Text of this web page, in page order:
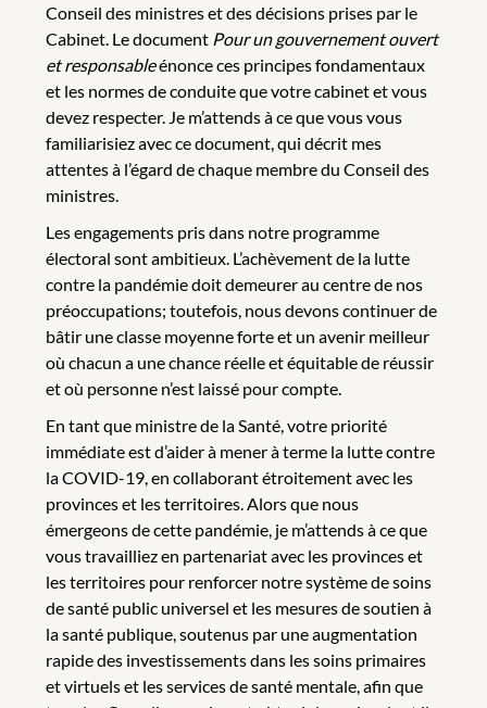
Conseil des ministres et des décisions prises par le
Cabinet. Le document Pour un gouvernement ouvert
et responsableénonce ces principes fondamentaux
et les normes de conduite que votre cabinet et vous
devez respecter. Je m’attends à ce que vous vous
familiarisiez avec ce document, qui décrit mes
attentes à l’égard de chaque membre du Conseil des
ministres.
Les engagements pris dans notre programme
électoral sont ambitieux. L’achèvement de la lutte
contre la pandémie doit demeurer au centre de nos
préoccupations; toutefois, nous devons continuer de
bâtir une classe moyenne forte et un avenir meilleur
où chacun a une chance réelle et équitable de réussir
et où personne n’est laissé pour compte.
En tant que ministre de la Santé, votre priorité
immédiate est d’aider à mener à terme la lutte contre
la COVID-19, en collaborant étroitement avec les
provinces et les territoires. Alors que nous
émergeons de cette pandémie, je m’attends à ce que
vous travailliez en partenariat avec les provinces et
les territoires pour renforcer notre système de soins
de santé public universel et les mesures de soutien à
la santé publique, soutenus par une augmentation
rapide des investissements dans les soins primaires
et virtuels et les services de santé mentale, afin que